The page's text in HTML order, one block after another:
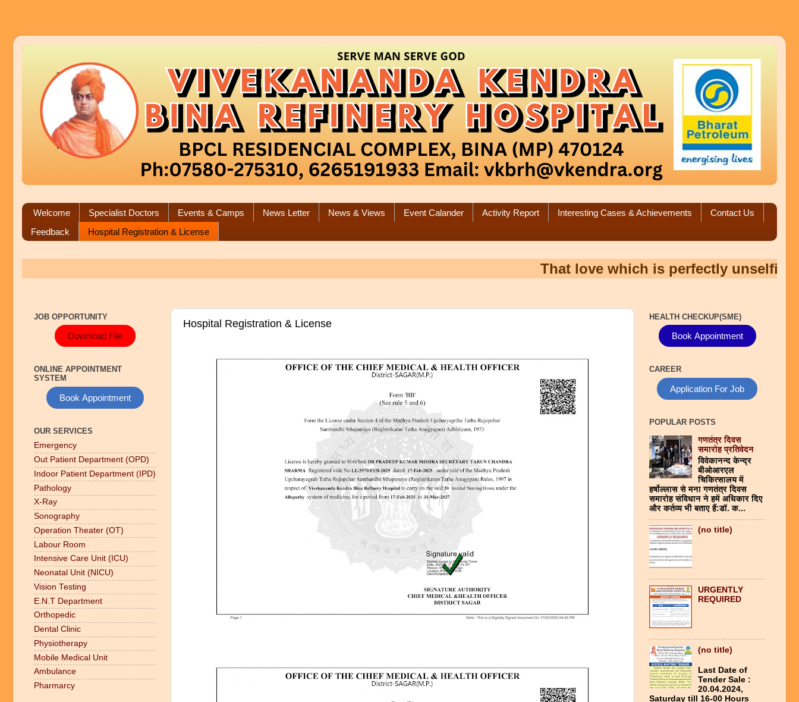
Welcome Specialist Doctors Events & Camps News Letter News & Views Event Calander Activity Report Interesting Cases & Achievements
Contact Us
Feedback
Hospital Registration & License
That love which is perfectly unselfish, is
Hospital Registration & License
JOB OPPORTUNITY
Download File
ONLINE APPOINTMENT
SYSTEM
Book Appointment
OUR SERVICES
Emergency
Out Patient Department (OPD)
Indoor Patient Department (IPD)
Pathology
X-Ray
Sonography
Operation Theater (OT)
Labour Room
Intensive Care Unit (ICU)
Neonatal Unit (NICU)
Vision Testing
E.N.T Department
Orthopedic
Dental Clinic
Physiotherapy
Mobile Medical Unit
Ambulance
Pharmarcy
HEALTH CHECKUP(SME)
Book Appointment
CAREER
Application For Job
POPULAR POSTS
गणतंत्र दिवस
समारोह प्रतिवेदन
विवेकानन्द केन्द्र
बीओआरएल
चिकित्सालय में
हर्षोल्लास से मना गणतंत्र दिवस
समारोह संविधान ने हमें अधिकार दिए
और कर्तव्य भी बताए हैं:डाॅ. क...
(no title)
URGENTLY
REQUIRED
(no title)
Last Date of
Tender Sale :
20.04.2024,
Saturday till 16-00 Hours